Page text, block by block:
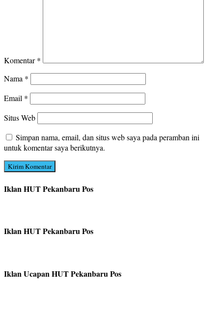
Komentar*
Nama *
Email *
Situs Web
Simpan nama, email, dan situs web saya pada peramban ini
untuk komentar saya berikutnya.
Iklan HUT Pekanbaru Pos
Iklan HUT Pekanbaru Pos
Iklan Ucapan HUT Pekanbaru Pos